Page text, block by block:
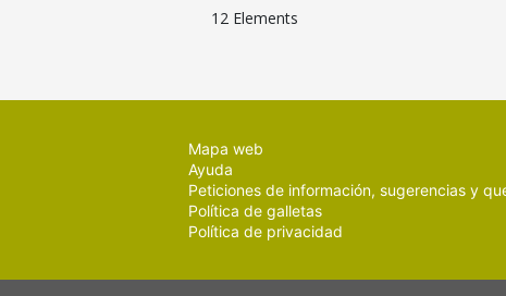
12 Elements
Mapa web
Ayuda
Peticiones de información, sugerencias y
Política de galletas
Política de privacidad